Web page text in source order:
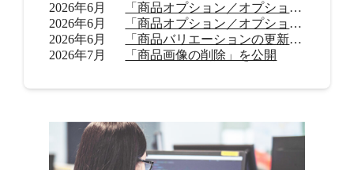
2026年6月
「商品オプション／オプション値の追加（β）」を公開
2026年6月
「商品オプション／オプション値の削除（β）」を公開
2026年6月
「商品バリエーションの更新」を公開
2026年7月
「商品画像の削除」を公開